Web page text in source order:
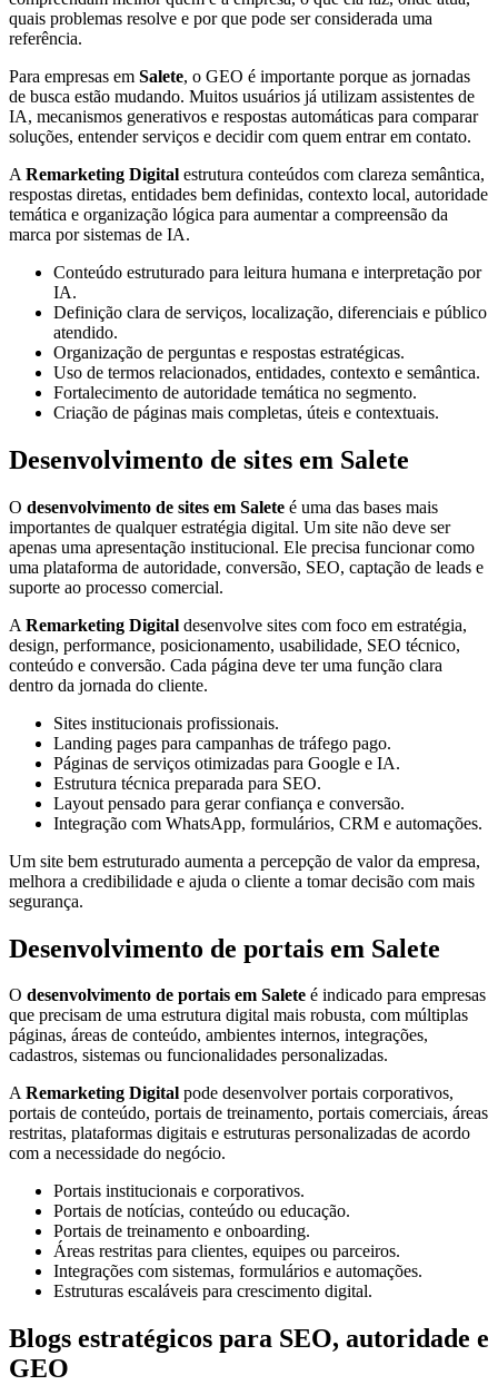
quais problemas resolve e por que pode ser considerada uma
referência.
Para empresas em Salete, o GEO é importante porque as jornadas
de busca estão mudando. Muitos usuários já utilizam assistentes de
IA, mecanismos generativos e respostas automáticas para comparar
soluções, entender serviços e decidir com quem entrar em contato.
A Remarketing Digital estrutura conteúdos com clareza semântica,
respostas diretas, entidades bem definidas, contexto local, autoridade
temática e organização lógica para aumentar a compreensão da
marca por sistemas de IA.
Conteúdo estruturado para leitura humana e interpretação por
IA.
Definição clara de serviços, localização, diferenciais e público
atendido.
Organização de perguntas e respostas estratégicas.
Uso de termos relacionados, entidades, contexto e semântica.
Fortalecimento de autoridade temática no segmento.
Criação de páginas mais completas, úteis e contextuais.
Desenvolvimento de sites em Salete
O desenvolvimento de sites em Salete é uma das bases mais
importantes de qualquer estratégia digital. Um site não deve ser
apenas uma apresentação institucional. Ele precisa funcionar como
uma plataforma de autoridade, conversão, SEO, captação de leads e
suporte ao processo comercial.
A Remarketing Digital desenvolve sites com foco em estratégia,
design, performance, posicionamento, usabilidade, SEO técnico,
conteúdo e conversão. Cada página deve ter uma função clara
dentro da jornada do cliente.
Sites institucionais profissionais.
Landing pages para campanhas de tráfego pago.
Páginas de serviços otimizadas para Google e IA.
Estrutura técnica preparada para SEO.
Layout pensado para gerar confiança e conversão.
Integração com WhatsApp, formulários, CRM e automações.
Um site bem estruturado aumenta a percepção de valor da empresa,
melhora a credibilidade e ajuda o cliente a tomar decisão com mais
segurança.
Desenvolvimento de portais em Salete
O desenvolvimento de portais em Salete é indicado para empresas
que precisam de uma estrutura digital mais robusta, com múltiplas
páginas, áreas de conteúdo, ambientes internos, integrações,
cadastros, sistemas ou funcionalidades personalizadas.
ARemarketing Digital pode desenvolver portais corporativos,
portais de conteúdo, portais de treinamento, portais comerciais, áreas
restritas, plataformas digitais e estruturas personalizadas de acordo
com a necessidade do negócio.
Portais institucionais e corporativos.
Portais de notícias, conteúdo ou educação.
Portais de treinamento e onboarding.
Áreas restritas para clientes, equipes ou parceiros.
Integrações com sistemas, formulários e automações.
Estruturas escaláveis para crescimento digital.
Blogs estratégicos para SEO, autoridade e
GEO